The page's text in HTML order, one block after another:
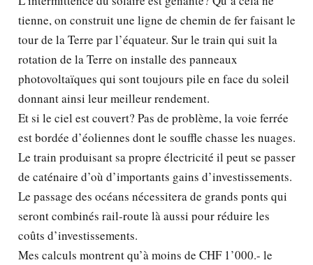
tienne, on construit une ligne de chemin de fer faisant le
tour de la Terre par l’équateur. Sur le train qui suit la
rotation de la Terre on installe des panneaux
photovoltaïques qui sont toujours pile en face du soleil
donnant ainsi leur meilleur rendement.
Et si le ciel est couvert? Pas de problème, la voie ferrée
est bordée d’éoliennes dont le souffle chasse les nuages.
Le train produisant sa propre électricité il peut se passer
de caténaire d’où d’importants gains d’investissements.
Le passage des océans nécessitera de grands ponts qui
seront combinés rail-route là aussi pour réduire les
coûts d’investissements.
Mes calculs montrent qu’à moins de CHF 1’000.- le